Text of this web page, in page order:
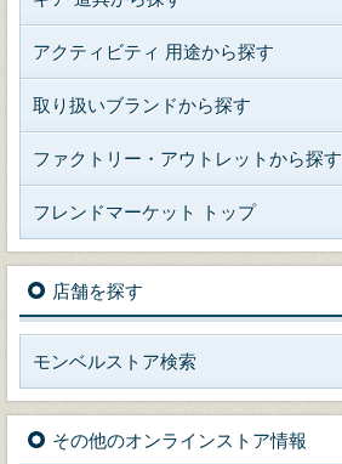
アクティビティ 用途から探す
取り扱いブランドから探す
ファクトリー・アウトレットから探す
フレンドマーケット トップ
店舗を探す
モンベルストア検索
その他のオンラインストア情報